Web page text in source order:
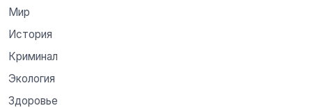
Мир
История
Криминал
Экология
Здоровье